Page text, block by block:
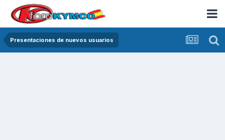
Presentaciones de nuevos usuarios